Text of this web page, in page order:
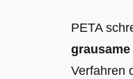
PETA
Verfahren